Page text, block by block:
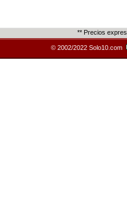
** Precios
© 2002/2022 Solo10.com